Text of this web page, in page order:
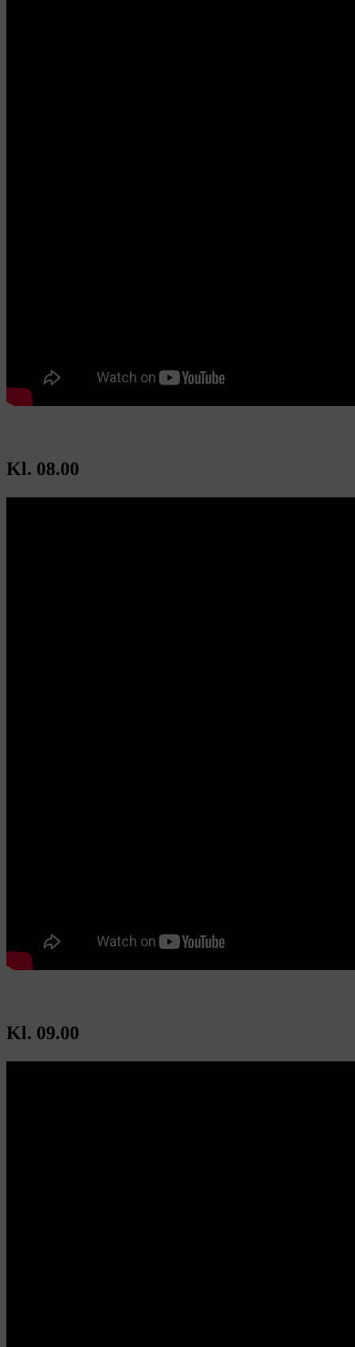
Kl. 08.00
Kl. 09.00